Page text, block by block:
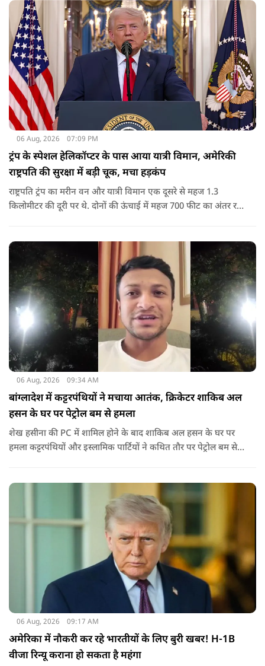
06 Aug, 2026 07:09 PM
ट्रंप के स्पेशल हेलिकॉप्टर के पास आया यात्री विमान, अमेरिकी
राष्ट्रपति की सुरक्षा में बड़ी चूक, मचा हड़कंप
राष्ट्रपति ट्रंप का मरीन वन और यात्री विमान एक दूसरे से महज 1.3
किलोमीटर की दूरी पर थे. दोनों की ऊंचाई में महज 700 फीट का अंतर रह
06 Aug, 2026 09:34 AM
बांग्लादेश में कट्टरपंथियों ने मचाया आतंक, क्रिकेटर शाकिब अल
हसन के घर पर पेट्रोल बम से हमला
शेख हसीना की PC में शामिल होने के बाद शाकिब अल हसन के घर पर
हमला कट्टरपंथियों और इस्लामिक पार्टियों ने कथित तौर पर पेट्रोल बम से
जरिए संबोधन दिया था.
06 Aug, 2026 09:17 AM
अमेरिका में नौकरी कर रहे भारतीयों के लिए बुरी खबर! H-1B
वीजा रिन्यू कराना हो सकता है महंगा